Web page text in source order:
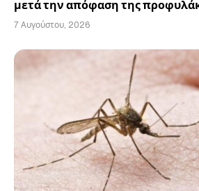
μετά την απόφαση της
7 Αυγούστου, 2026